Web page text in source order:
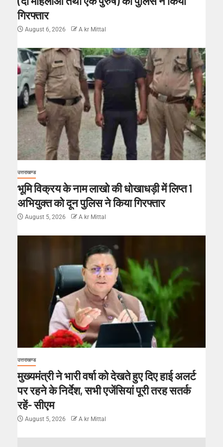
गिरफ्तार
August 6, 2026 A kr Mittal
उत्तराखण्ड
भूमि विक्रय के नाम लाखो की धोखाधड़ी में लिप्त 1
अभियुक्त को दून पुलिस ने किया गिरफ्तार
August 5, 2026 A kr Mittal
उत्तराखण्ड
मुख्यमंत्री ने भारी वर्षा को देखते हुए दिए हाई अलर्ट
पर रहने के निर्देश, सभी एजेंसियां पूरी तरह सतर्क
रहें- सीएम
August 5, 2026 A kr Mittal